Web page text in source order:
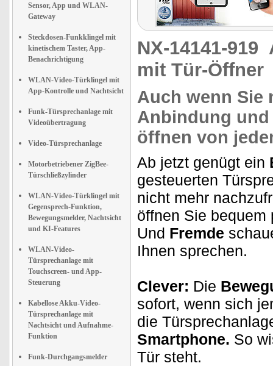
Sensor, App und WLAN-
Gateway
Steckdosen-Funkklingel mit
kinetischem Taster, App-
Benachrichtigung
WLAN-Video-Türklingel mit
App-Kontrolle und Nachtsicht
Funk-Türsprechanlage mit
Videoübertragung
Video-Türsprechanlage
Motorbetriebener ZigBee-
Türschließzylinder
WLAN-Video-Türklingel mit
Gegensprech-Funktion,
Bewegungsmelder, Nachtsicht
und KI-Features
WLAN-Video-
Türsprechanlage mit
Touchscreen- und App-
Steuerung
Kabellose Akku-Video-
Türsprechanlage mit
Nachtsicht und Aufnahme-
Funktion
Funk-Durchgangsmelder
NX-14141-919
mit Tür-Öffner
Auch wenn Sie
Anbindung und
öffnen von
Ab jetzt genügt ein
gesteuerten
nicht mehr
öffnen Sie
Und Fremde
Ihnen sprechen.
Clever: Die
sofort, wenn sich
die
Smartphone. So
Tür steht.